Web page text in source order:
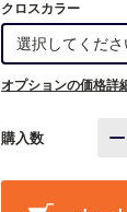
クロスカラー
オプションの価格詳
購入数